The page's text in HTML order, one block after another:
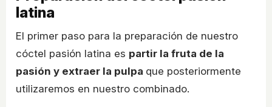
latina
El primer paso para la preparación de nuestro
cóctel pasión latina es partir la fruta de la
pasión y extraer la pulpa que posteriormente
utilizaremos en nuestro combinado.